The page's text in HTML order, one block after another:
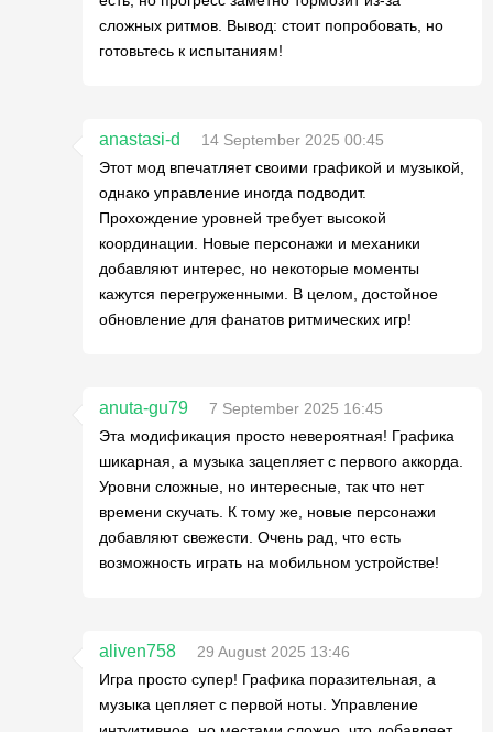
сложных ритмов. Вывод: стоит попробовать, но
готовьтесь к испытаниям!
anastasi-d
14 September 2025 00:45
Этот мод впечатляет своими графикой и музыкой,
однако управление иногда подводит.
Прохождение уровней требует высокой
координации. Новые персонажи и механики
добавляют интерес, но некоторые моменты
кажутся перегруженными. В целом, достойное
обновление для фанатов ритмических игр!
anuta-gu79
7 September 2025 16:45
Эта модификация просто невероятная! Графика
шикарная, а музыка зацепляет с первого аккорда.
Уровни сложные, но интересные, так что нет
времени скучать. К тому же, новые персонажи
добавляют свежести. Очень рад, что есть
возможность играть на мобильном устройстве!
aliven758
29 August 2025 13:46
Игра просто супер! Графика поразительная, а
музыка цепляет с первой ноты. Управление